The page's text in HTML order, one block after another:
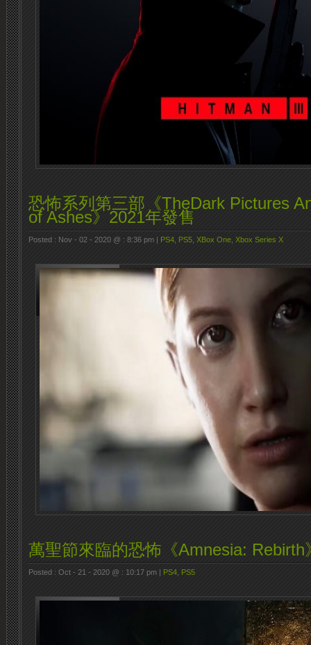
恐怖系列第三部《TheDark Pictures
of Ashes》2021年發售
Posted : Nov - 02 - 2020 @ : 8:36 pm | PS4 PS5 XBox One Xbox Series X
萬聖節來臨的恐怖《Amnesia: Rebirth
Posted : Oct - 21 - 2020 @ : 10:17 pm | PS4 PS5